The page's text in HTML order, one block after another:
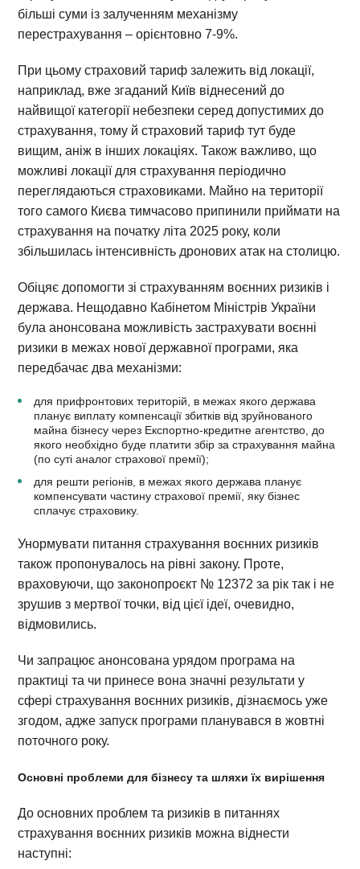
більші суми із залученням механізму
перестрахування – орієнтовно 7-9%.
При цьому страховий тариф залежить від локації,
наприклад, вже згаданий Київ віднесений до
найвищої категорії небезпеки серед допустимих до
страхування, тому й страховий тариф тут буде
вищим, аніж в інших локаціях. Також важливо, що
можливі локації для страхування періодично
переглядаються страховиками. Майно на території
того самого Києва тимчасово припинили приймати на
страхування на початку літа 2025 року, коли
збільшилась інтенсивність дронових атак на столицю.
Обіцяє допомогти зі страхуванням воєнних ризиків і
держава. Нещодавно Кабінетом Міністрів України
була анонсована можливість застрахувати воєнні
ризики в межах нової державної програми, яка
передбачає два механізми:
для прифронтових територій, в межах якого держава
планує виплату компенсації збитків від зруйнованого
майна бізнесу через Експортно-кредитне агентство, до
якого необхідно буде платити збір за страхування майна
(по суті аналог страхової премії);
для решти регіонів, в межах якого держава планує
компенсувати частину страхової премії, яку бізнес
сплачує страховику.
Унормувати питання страхування воєнних ризиків
також пропонувалось на рівні закону. Проте,
враховуючи, що законопроєкт № 12372 за рік так і не
зрушив з мертвої точки, від цієї ідеї, очевидно,
відмовились.
Чи запрацює анонсована урядом програма на
практиці та чи принесе вона значні результати у
сфері страхування воєнних ризиків, дізнаємось уже
згодом, адже запуск програми планувався в жовтні
поточного року.
Основні проблеми для бізнесу та шляхи їх вирішення
До основних проблем та ризиків в питаннях
страхування воєнних ризиків можна віднести
наступні: